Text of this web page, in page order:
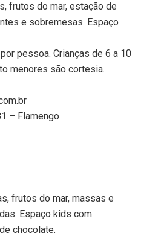
frutos do mar, estação de
e sobremesas. Espaço
pessoa. Crianças de 6 a 10
menores são cortesia.
– Flamengo
frutos do mar, massas e
Espaço kids com
chocolate.